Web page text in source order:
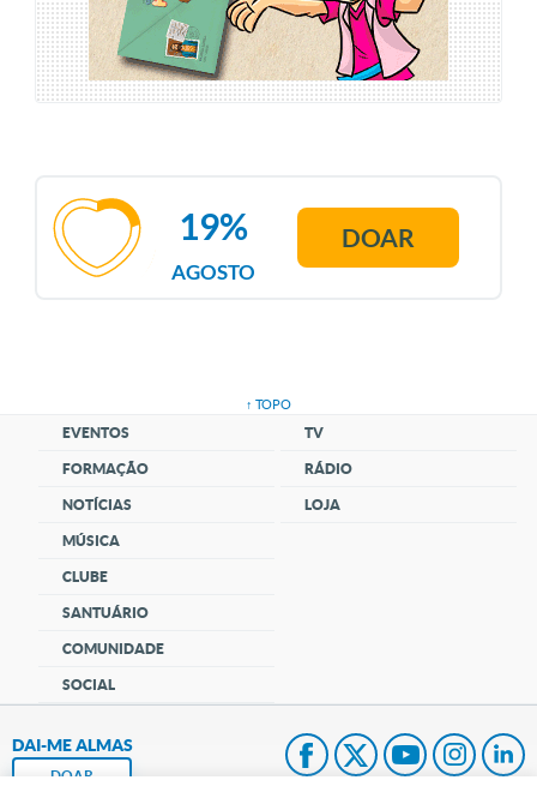
AGOSTO
19% DOAR
↑ TOPO
EVENTOS
FORMAÇÃO
NOTÍCIAS
MÚSICA
CLUBE
SANTUÁRIO
COMUNIDADE
SOCIAL
TV
RÁDIO
LOJA
DAI-ME ALMAS
DOAR